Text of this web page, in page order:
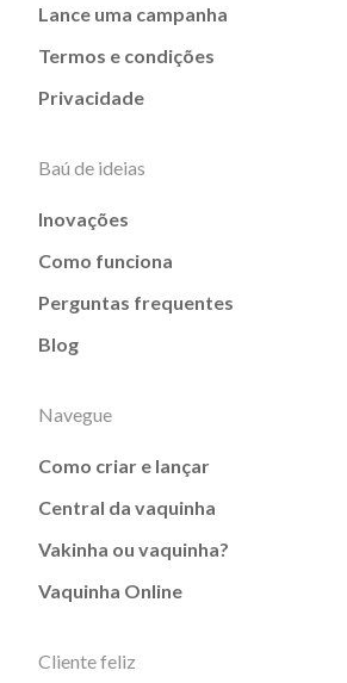
Lance uma campanha
Termos e condições
Privacidade
Baú de ideias
Inovações
Como funciona
Perguntas frequentes
Blog
Navegue
Como criar e lançar
Central da vaquinha
Vakinha ou vaquinha?
Vaquinha Online
Cliente feliz